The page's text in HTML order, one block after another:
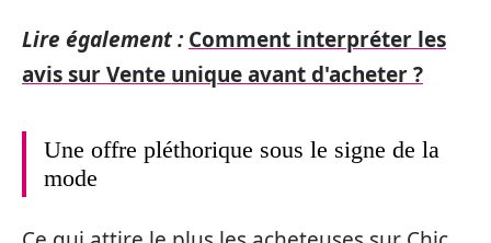
Lire également : Comment interpréter les
avis sur Vente unique avant d'acheter ?
Une offre pléthorique sous le signe de la
mode